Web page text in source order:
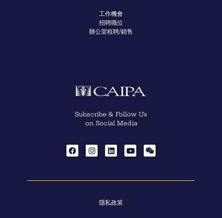
工作機會
招聘職位
辦公室租聘/銷售
Subscribe & Follow Us
on Social Media
隱私政策